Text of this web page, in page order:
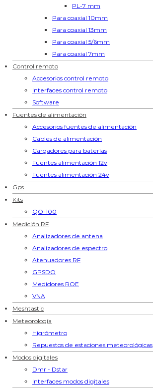
PL-7 mm
Para coaxial 10mm
Para coaxial 13mm
Para coaxial 5/6mm
Para coaxial 7mm
Control remoto
Accesorios control remoto
Interfaces control remoto
Software
Fuentes de alimentación
Accesorios fuentes de alimentación
Cables de alimentación
Cargadores para baterías
Fuentes alimentación 12v
Fuentes alimentación 24v
Gps
Kits
QO-100
Medición RF
Analizadores de antena
Analizadores de espectro
Atenuadores RF
GPSDO
Medidores ROE
VNA
Meshtastic
Meteorología
Higrómetro
Repuestos de estaciones meteorológicas
Modos digitales
Dmr - Dstar
Interfaces modos digitales